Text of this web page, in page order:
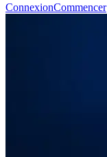
ConnexionCommencer